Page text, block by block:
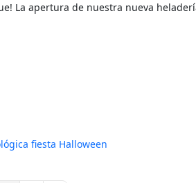
La apertura de nuestra nueva
fiesta Halloween